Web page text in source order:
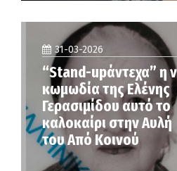
31-03-2026
“Stand-upάντεχα” η
κωμωδία της Ελένης
Γερασιμίδου αυτό το
καλοκαίρι στην Αυλή
του Από Κοινού